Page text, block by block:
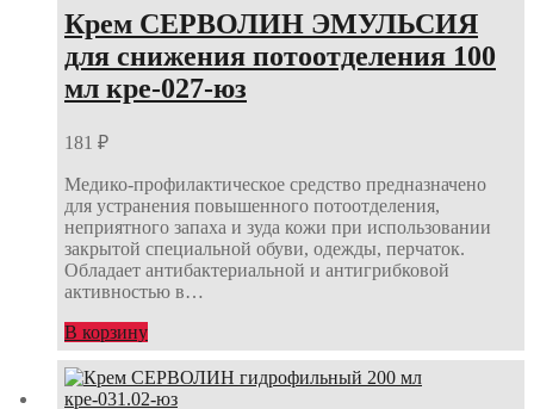
Крем СЕРВОЛИН ЭМУЛЬСИЯ
для снижения потоотделения 100
мл кре-027-юз
181 ₽
Медико-профилактическое средство предназначено
для устранения повышенного потоотделения,
неприятного запаха и зуда кожи при использовании
закрытой специальной обуви, одежды, перчаток.
Обладает антибактериальной и антигрибковой
активностью в…
В корзину